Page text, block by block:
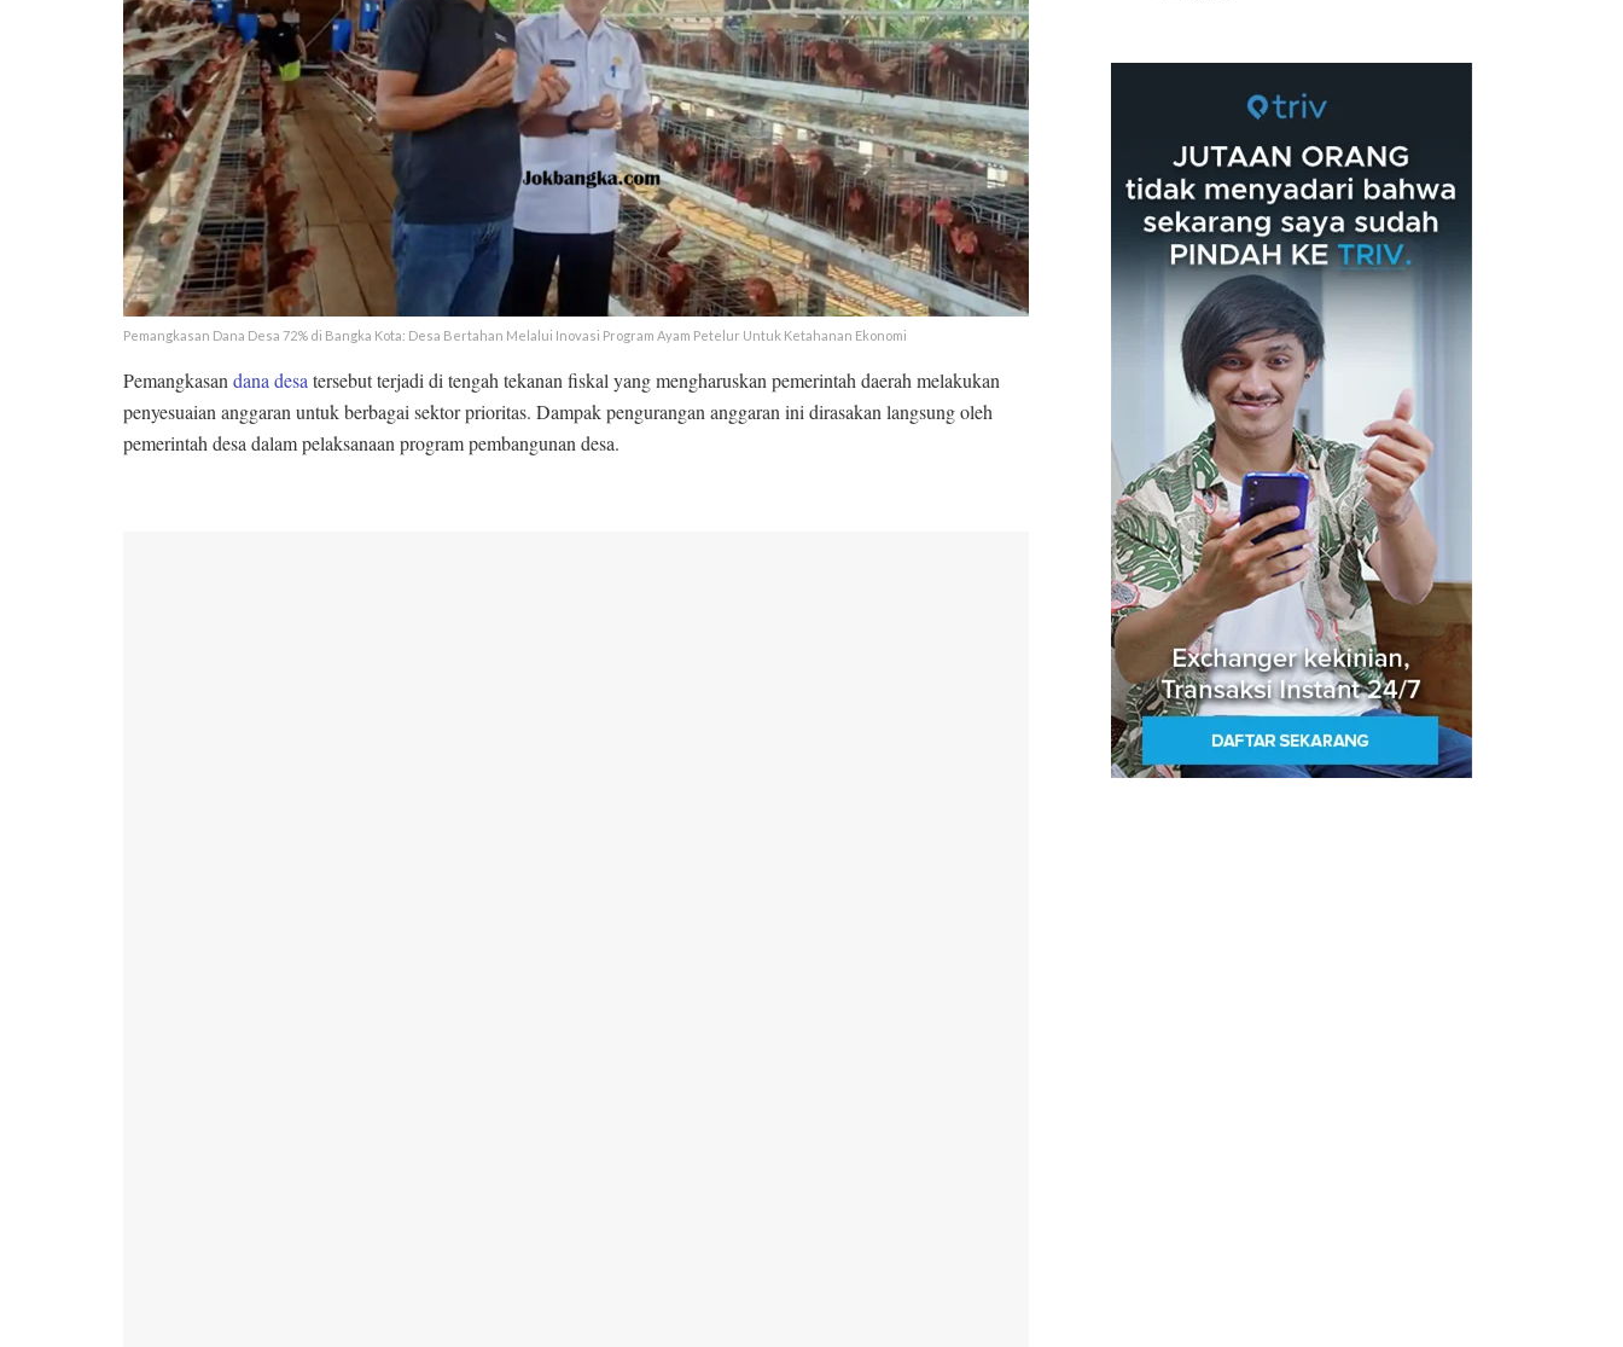
Pemangkasan Dana Desa 72% di Bangka Kota: Desa Bertahan Melalui Inovasi Program Ayam Petelur Untuk Ketahanan Ekonomi
Pemangkasan dana desa tersebut terjadi di tengah tekanan fiskal yang mengharuskan pemerintah daerah melakukan
penyesuaian anggaran untuk berbagai sektor prioritas. Dampak pengurangan anggaran ini dirasakan langsung oleh
pemerintah desa dalam pelaksanaan program pembangunan desa.